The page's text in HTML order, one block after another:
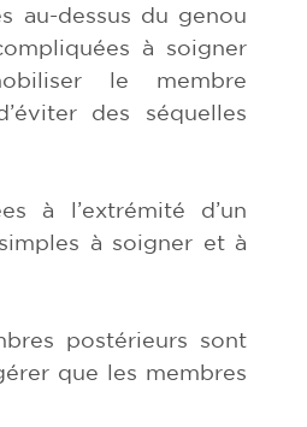
au-dessus du genou
à soigner
le membre
des séquelles
à l’extrémité d’un
à soigner et à
postérieurs sont
que les membres